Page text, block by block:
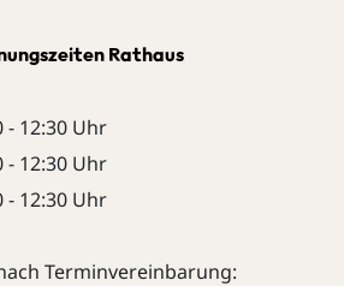
Rathaus
- 12:30 Uhr
- 12:30 Uhr
- 12:30 Uhr
Terminvereinbarung: